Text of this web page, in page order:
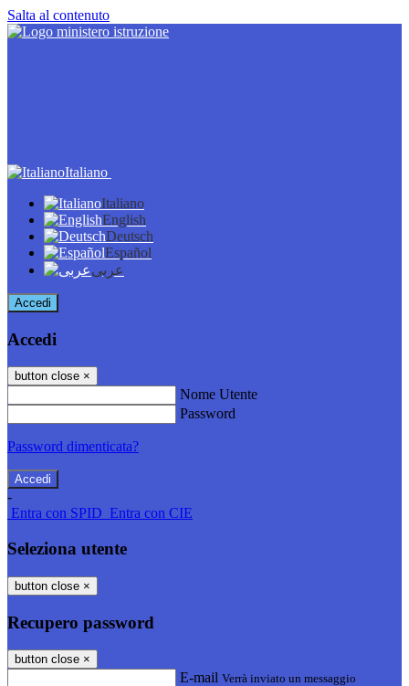
Salta al contenuto
Italiano
Italiano
English
Deutsch
Español
عربى
Accedi
Accedi
button close ×
Nome Utente
Password
Password dimenticata?
-
Entra con SPID Entra con CIE
Seleziona utente
button close ×
Recupero password
button close ×
E-mail Verrà inviato un messaggio